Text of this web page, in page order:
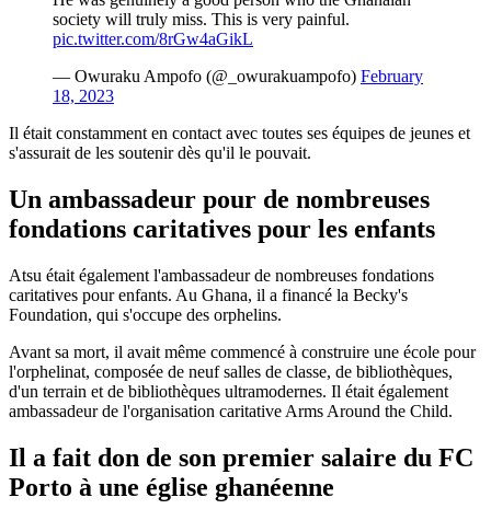
society will truly miss. This is very painful.
pic.twitter.com/8rGw4aGikL
— Owuraku Ampofo (@_owurakuampofo) February
18, 2023
Il était constamment en contact avec toutes ses équipes de jeunes et
s'assurait de les soutenir dès qu'il le pouvait.
Un ambassadeur pour de nombreuses
fondations caritatives pour les enfants
Atsu était également l'ambassadeur de nombreuses fondations
caritatives pour enfants. Au Ghana, il a financé la Becky's
Foundation, qui s'occupe des orphelins.
Avant sa mort, il avait même commencé à construire une école pour
l'orphelinat, composée de neuf salles de classe, de bibliothèques,
d'un terrain et de bibliothèques ultramodernes. Il était également
ambassadeur de l'organisation caritative Arms Around the Child.
Il a fait don de son premier salaire du FC
Porto à une église ghanéenne